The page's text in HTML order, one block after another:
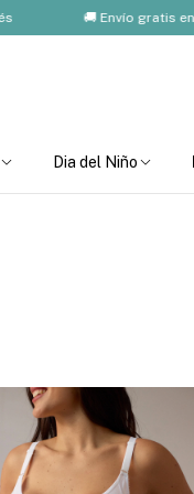
🚚 Envío gratis en CABA
Dia del Niño